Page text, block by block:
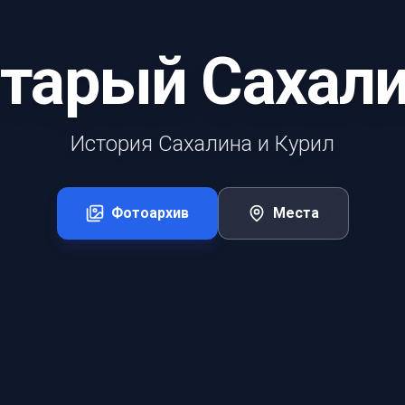
История Сахалина и Курил
Фотоархив Места